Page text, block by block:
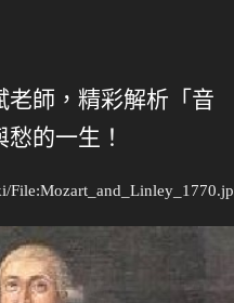
老師，精彩解析「音
的一生！